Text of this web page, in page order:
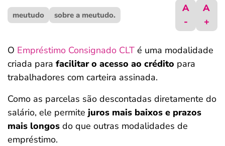
ferramentas
meutudo sobre a meutudo.
A
-
A
+
O Empréstimo Consignado CLT é uma modalidade
criada para facilitar o acesso ao crédito para
trabalhadores com carteira assinada.
Como as parcelas são descontadas diretamente do
salário, ele permite juros mais baixos e prazos
mais longos do que outras modalidades de
empréstimo.